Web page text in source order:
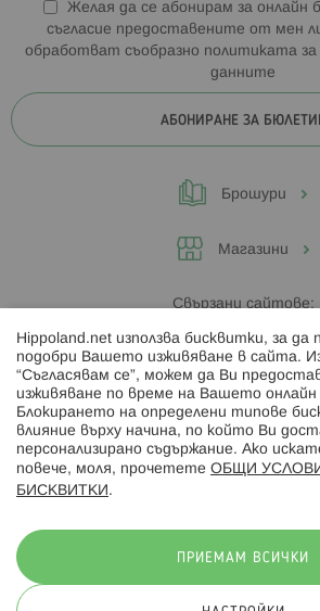
Желая да се абонирам за онлайн
съгласие предоставените от мен
обработват съобразно политиката
данните
АБОНИРАНЕ ЗА
Брошури
Магазини
Свързани сайтове:
Hippoland.ro
Последвайте ни:
Hippoland.net използва бисквитки, за да
подобри Вашето изживяване в сайта.
“Съгласявам се”, можем да Ви
изживяване по време на Вашето онлайн
Блокирането на определени типове
влияние върху начина, по който Ви
персонализирано съдържание. Ако
повече, моля, прочетете ОБЩИ
БИСКВИТКИ .
ПРИЕМАМ ВСИЧКИ